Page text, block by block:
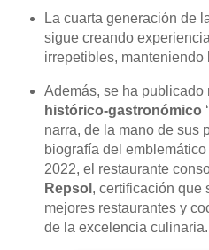
La cuarta generación de
sigue creando
irrepetibles,
Además, se ha publicado
histórico-gastronómico ‘
narra, de la mano de sus
biografía del
2022, el restaurante
Repsol , certificación que
mejores restaurantes y
de la excelencia culinaria.